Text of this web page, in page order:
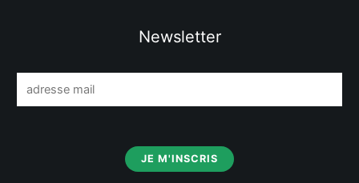
Newsletter
m
JE M'INSCRIS